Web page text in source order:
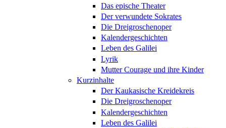
Das epische Theater
Der verwundete Sokrates
Die Dreigroschenoper
Kalendergeschichten
Leben des Galilei
Lyrik
Mutter Courage und ihre Kinder
Kurzinhalte
Der Kaukasische Kreidekreis
Die Dreigroschenoper
Kalendergeschichten
Leben des Galilei